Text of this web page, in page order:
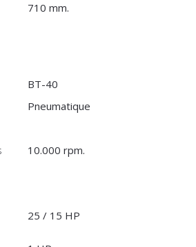
710 mm.
BT-40
Pneumatique
10.000 rpm.
25 / 15 HP